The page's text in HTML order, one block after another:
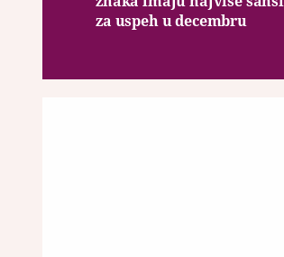
za uspeh u decembru